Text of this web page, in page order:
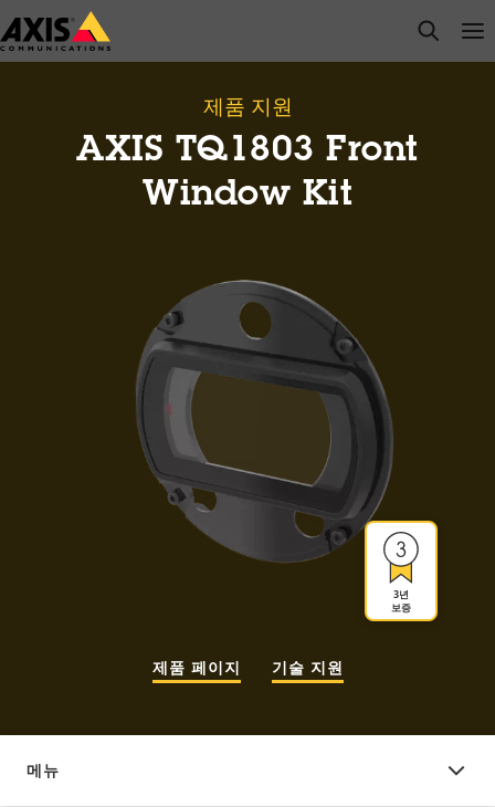
주
요
open
제품 지원
AXIS TQ1803 Front
Window Kit
3년
보증
제품 페이지 기술 지원
메뉴
호환 제품